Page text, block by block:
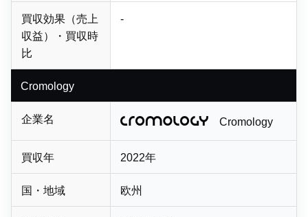
買収効果（売上
収益）・買収時
比
-
Cromology
企業名 Cromology
買収年 2022年
国・地域 欧州